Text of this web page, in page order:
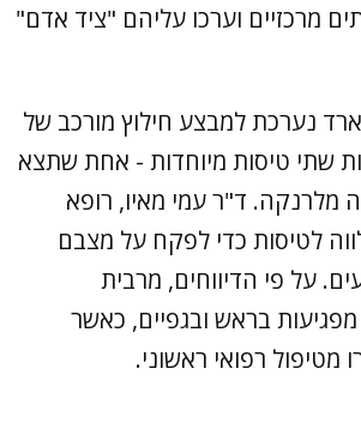
מרכזיים וערכו עליהם "ציד אדם"
נערכת למבצע חילוץ מורכב של
שתי טיסות מיוחדות - אחת שתצא
מלרנקה. ד"ר עמי מאיו, רופא
לטיסות כדי לפקח על מצבם
על פי הדיווחים, מרבית
בראש ובגפיים, כאשר
רפואי ראשוני.